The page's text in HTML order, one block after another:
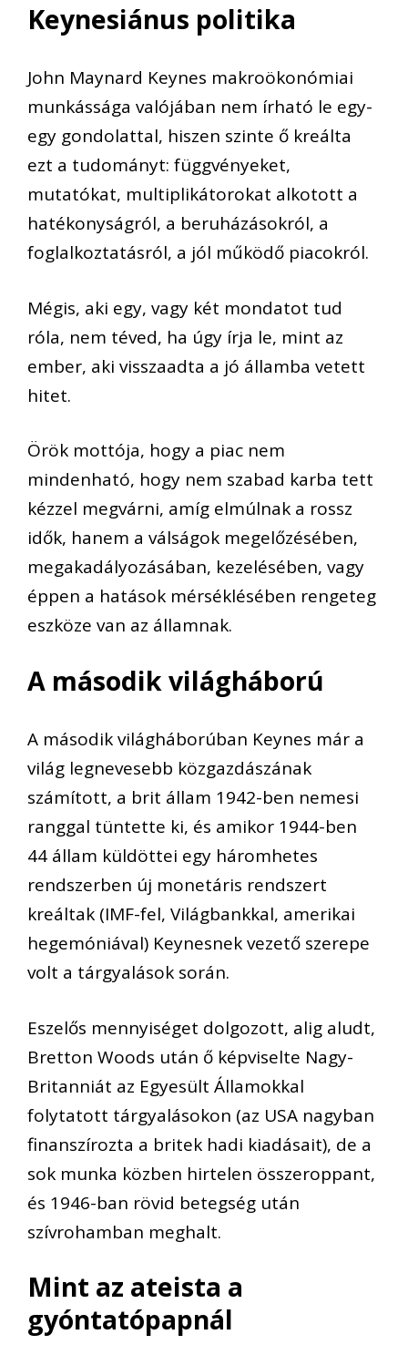
Keynesiánus politika
John Maynard Keynes makroökonómiai
munkássága valójában nem írható le egy-
egy gondolattal, hiszen szinte ő kreálta
ezt a tudományt: függvényeket,
mutatókat, multiplikátorokat alkotott a
hatékonyságról, a beruházásokról, a
foglalkoztatásról, a jól működő piacokról.
Mégis, aki egy, vagy két mondatot tud
róla, nem téved, ha úgy írja le, mint az
ember, aki visszaadta a jó államba vetett
hitet.
Örök mottója, hogy a piac nem
mindenható, hogy nem szabad karba tett
kézzel megvárni, amíg elmúlnak a rossz
idők, hanem a válságok megelőzésében,
megakadályozásában, kezelésében, vagy
éppen a hatások mérséklésében rengeteg
eszköze van az államnak.
A második világháború
A második világháborúban Keynes már a
világ legnevesebb közgazdászának
számított, a brit állam 1942-ben nemesi
ranggal tüntette ki, és amikor 1944-ben
44 állam küldöttei egy háromhetes
rendszerben új monetáris rendszert
kreáltak (IMF-fel, Világbankkal, amerikai
hegemóniával) Keynesnek vezető szerepe
volt a tárgyalások során.
Eszelős mennyiséget dolgozott, alig aludt,
Bretton Woods után ő képviselte Nagy-
Britanniát az Egyesült Államokkal
folytatott tárgyalásokon (az USA nagyban
finanszírozta a britek hadi kiadásait), de a
sok munka közben hirtelen összeroppant,
és 1946-ban rövid betegség után
szívrohamban meghalt.
Mint az ateista a
gyóntatópapnál